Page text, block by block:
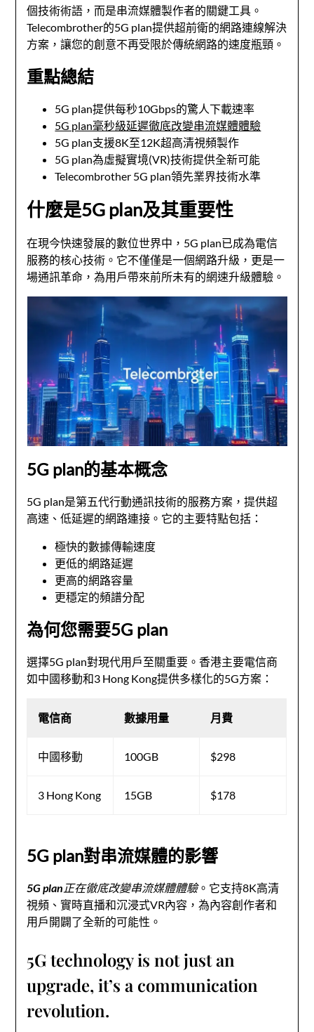
個技術術語，而是串流媒體製作者的關鍵工具。
Telecombrother的5G plan提供超前衛的網路連線解決
方案，讓您的創意不再受限於傳統網路的速度瓶頸。
重點總結
5G plan提供每秒10Gbps的驚人下載速率
5G plan毫秒級延遲徹底改變串流媒體體驗
5G plan支援8K至12K超高清視頻製作
5G plan為虛擬實境(VR)技術提供全新可能
Telecombrother 5G plan領先業界技術水準
什麼是5G plan及其重要性
在現今快速發展的數位世界中，5G plan已成為電信
服務的核心技術。它不僅僅是一個網路升級，更是一
場通訊革命，為用戶帶來前所未有的網速升級體驗。
5G plan的基本概念
5G plan是第五代行動通訊技術的服務方案，提供超
高速、低延遲的網路連接。它的主要特點包括：
極快的數據傳輸速度
更低的網路延遲
更高的網路容量
更穩定的頻譜分配
為何您需要5G plan
選擇5G plan對現代用戶至關重要。香港主要電信商
如中國移動和3 Hong Kong提供多樣化的5G方案：
電信商 數據用量 月費
中國移動 100GB $298
3 Hong Kong 15GB $178
5G plan對串流媒體的影響
5G plan正在徹底改變串流媒體體驗。它支持8K高清
視頻、實時直播和沉浸式VR內容，為內容創作者和
用戶開闢了全新的可能性。
5G technology is not just an
upgrade, it’s a communication
revolution.